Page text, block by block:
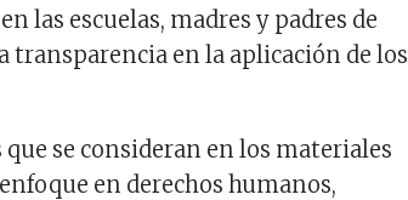
las escuelas, madres y padres de
transparencia en la aplicación de los
se consideran en los materiales
en derechos humanos,